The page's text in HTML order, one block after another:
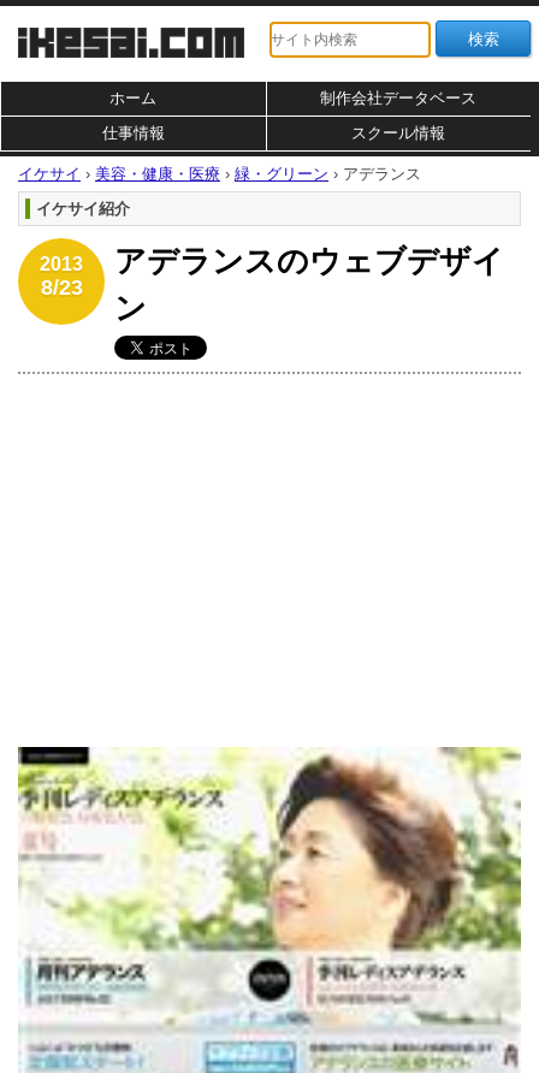
ホーム
制作会社データベース
仕事情報
スクール情報
イケサイ › 美容・健康・医療 › 緑・グリーン › アデランス
イケサイ紹介
2013
8/23
アデランスのウェブデザイ
ン